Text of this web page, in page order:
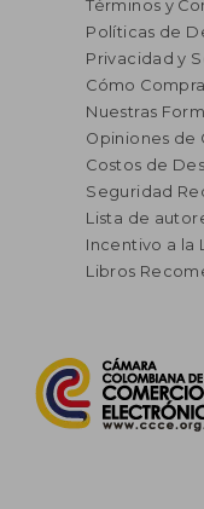
Términos y
Políticas de
Privacidad y
Cómo
Nuestras
Opiniones de
Costos de
Seguridad
Lista de
Incentivo a la
Libros